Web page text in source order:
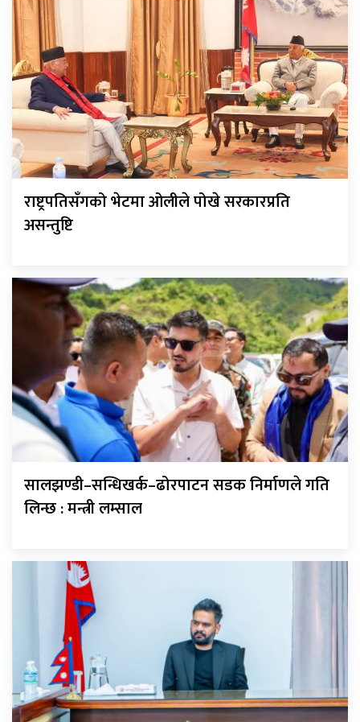
राष्ट्रपतिसँगको भेटमा ओलीले पोखे सरकारप्रति
असन्तुष्टि
सालझण्डी–सन्धिखर्क–ढोरपाटन सडक निर्माणले गति
लिन्छ : मन्त्री लम्साल